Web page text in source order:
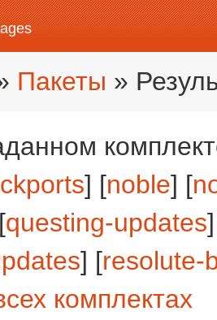
Пакеты »
] [noble] [
questing-updates
] [resolute-
комплектах